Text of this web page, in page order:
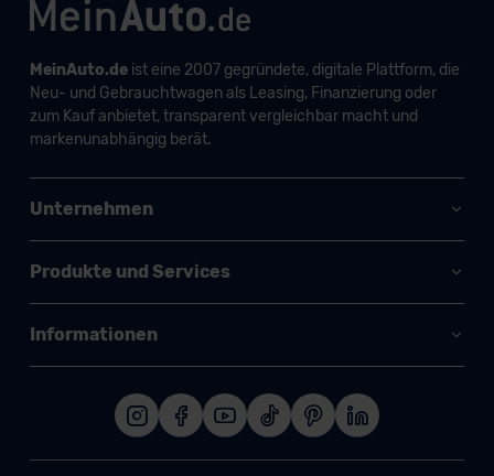
MeinAuto.deist eine 2007 gegründete, digitale Plattform, die
Neu- und Gebrauchtwagen als Leasing, Finanzierung oder
zum Kauf anbietet, transparent vergleichbar macht und
markenunabhängig berät.
Unternehmen
Produkte und Services
Informationen